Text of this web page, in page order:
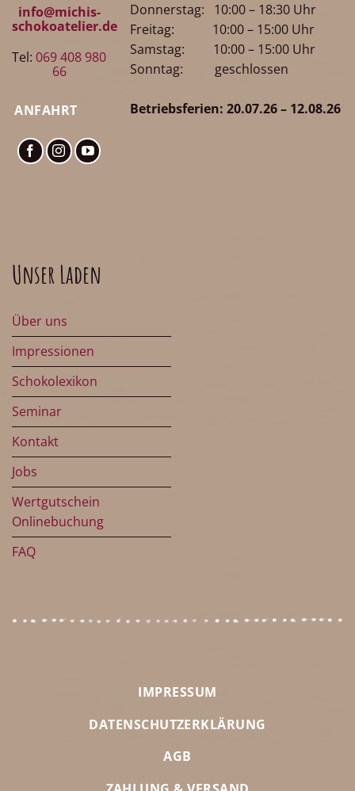
info@michis-
schokoatelier.de
Tel:069 408 980
66
ANFAHRT
Donnerstag: 10:00 – 18:30 Uhr
Freitag: 10:00 – 15:00 Uhr
Samstag: 10:00 – 15:00 Uhr
Sonntag: geschlossen
Betriebsferien: 20.07.26 – 12.08.26
Unser Laden
Über uns
Impressionen
Schokolexikon
Seminar
Kontakt
Jobs
Wertgutschein
Onlinebuchung
FAQ
IMPRESSUM
DATENSCHUTZERKLÄRUNG
AGB